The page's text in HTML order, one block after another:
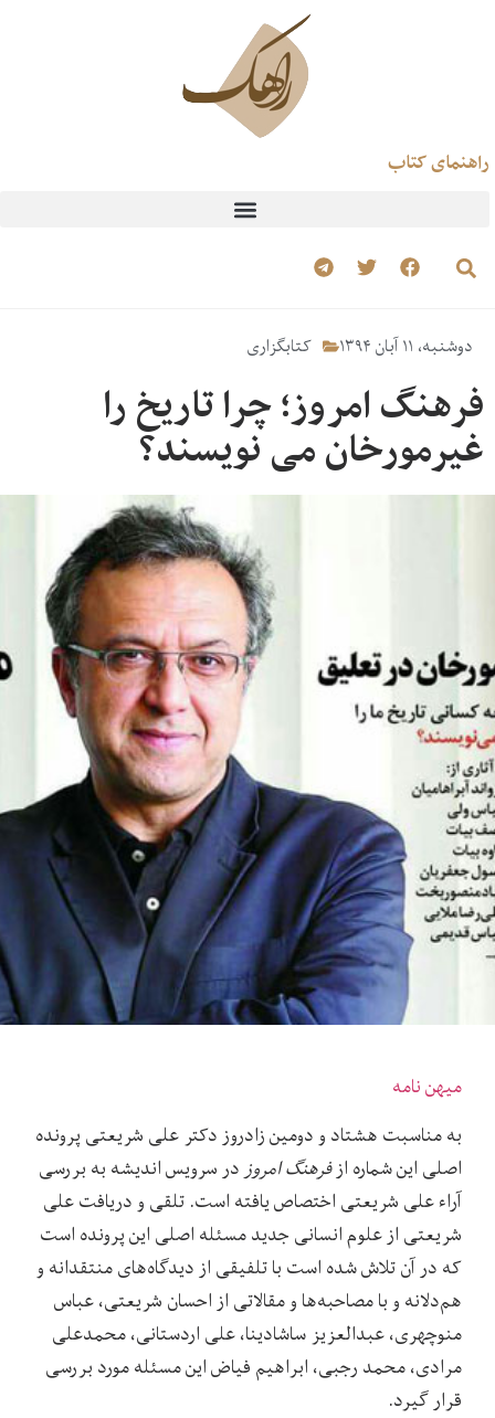
راهنمای کتاب
دوشنبه، ۱۱ آبان ۱۳۹۴ کتابگزاری
فرهنگ امروز؛ چرا تاریخ را
غیرمورخان می نویسند؟
میهن نامه
به مناسبت هشتاد و دومین زادروز دکتر علی شریعتی پرونده
اصلی این شماره ازفرهنگ امروز در سرویس اندیشه به بررسی
آراء علی شریعتی اختصاص یافته است. تلقی و دریافت علی
شریعتی از علوم انسانی جدید مسئله اصلی این پرونده است
که در آن تلاش شده است با تلفیقی از دیدگاه‌های منتقدانه و
هم‌دلانه و با مصاحبه‌ها و مقالاتی از احسان شریعتی، عباس
منوچهری، عبدالعزیز ساشادینا، علی اردستانی، محمدعلی
مرادی، محمد رجبی، ابراهیم فیاض این مسئله مورد بررسی
قرار گیرد.